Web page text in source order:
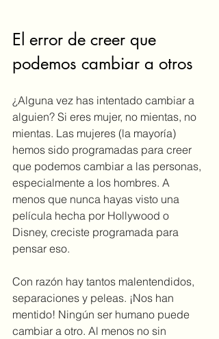
El error de creer que
podemos cambiar a otros
¿Alguna vez has intentado cambiar a
alguien? Si eres mujer, no mientas, no
mientas. Las mujeres (la mayoría)
hemos sido programadas para creer
que podemos cambiar a las personas,
especialmente a los hombres. A
menos que nunca hayas visto una
película hecha por Hollywood o
Disney, creciste programada para
pensar eso.
Con razón hay tantos malentendidos,
separaciones y peleas. ¡Nos han
mentido! Ningún ser humano puede
cambiar a otro. Al menos no sin